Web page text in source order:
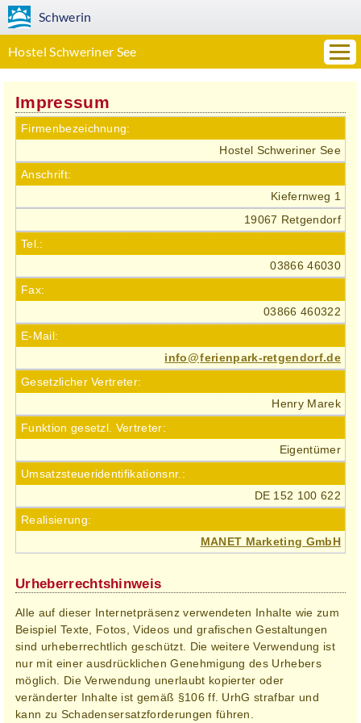
Schwerin
Hostel Schweriner See
Impressum
Firmen­bezeichnung:
Hostel Schweriner See
Anschrift:
Kiefernweg 1
19067 Retgendorf
Tel.:
03866 46030
Fax:
03866 460322
E-Mail:
info@ferienpark-retgendorf.de
Gesetzlicher Vertreter:
Henry Marek
Funktion gesetzl. Vertreter:
Eigentümer
Umsatzsteuer­identifikationsnr.:
DE 152 100 622
Realisierung:
MANET Marketing GmbH
Urheber­rechtshinweis
Alle auf dieser Internetpräsenz verwendeten Inhalte wie zum
Beispiel Texte, Fotos, Videos und grafischen Gestaltungen
sind urheberrechtlich geschützt. Die weitere Verwendung ist
nur mit einer ausdrücklichen Genehmigung des Urhebers
möglich. Die Verwendung unerlaubt kopierter oder
veränderter Inhalte ist gemäß §106 ff. UrhG strafbar und
kann zu Schadensersatzforderungen führen.